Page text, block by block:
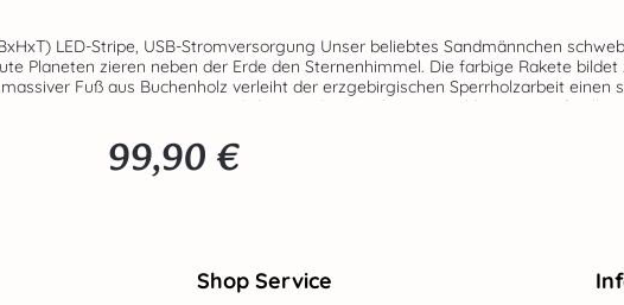
Sandmännchen schwebt in seinem Raumanzug durch unser
Planeten zieren neben der Erde den Sternenhimmel. Die farbige Rakete
Fuß aus Buchenholz verleiht der erzgebirgischen Sperrholzarbeit einen
Stromversorgung ermöglicht eine dezentrale, netzunabhängige
Regulärer Preis:
99,90 €
Shop Service